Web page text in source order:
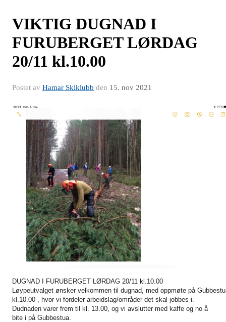
VIKTIG DUGNAD I
FURUBERGET LØRDAG
20/11 kl.10.00
Postet av Hamar Skiklubb den 15. nov 2021
DUGNAD I FURUBERGET LØRDAG 20/11 kl.10.00
Løypeutvalget ønsker velkommen til dugnad, med oppmøte på
kl.10.00 , hvor vi fordeler arbeidslag/områder det skal jobbes i.
Dudnaden varer frem til kl. 13.00, og vi avslutter med kaffe og no å
bite i på Gubbestua.